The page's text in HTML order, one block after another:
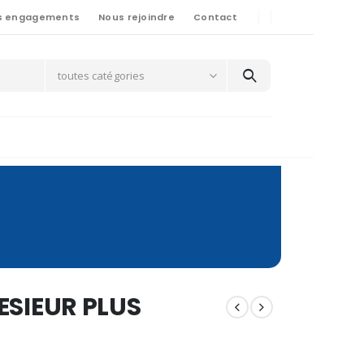
engagements Nous rejoindre Contact
toutes catégories
PLUS